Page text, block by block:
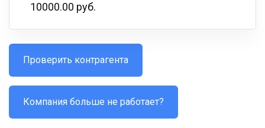
10000.00 руб.
Проверить контрагента
Компания больше не работает?